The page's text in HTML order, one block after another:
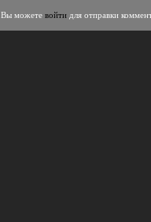
Вы можете войтидля отправки